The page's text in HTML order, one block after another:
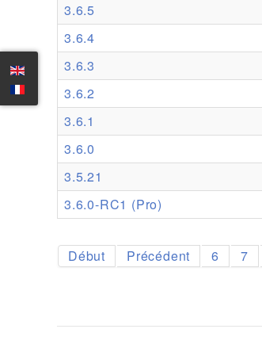
3.6.5
3.6.4
3.6.3
3.6.2
3.6.1
3.6.0
3.5.21
3.6.0-RC1 (Pro)
Début Précédent 6 7